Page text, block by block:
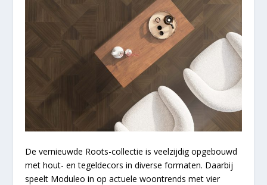
De vernieuwde Roots-collectie is veelzijdig opgebouwd
met hout- en tegeldecors in diverse formaten. Daarbij
speelt Moduleo in op actuele woontrends met vier